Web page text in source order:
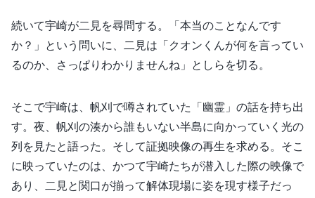
続いて宇崎が二見を尋問する。「本当のことなんです
か？」という問いに、二見は「クオンくんが何を言ってい
るのか、さっぱりわかりませんね」としらを切る。
そこで宇崎は、帆刈で噂されていた「幽霊」の話を持ち出
す。夜、帆刈の湊から誰もいない半島に向かっていく光の
列を見たと語った。そして証拠映像の再生を求める。そこ
に映っていたのは、かつて宇崎たちが潜入した際の映像で
あり、二見と関口が揃って解体現場に姿を現す様子だっ